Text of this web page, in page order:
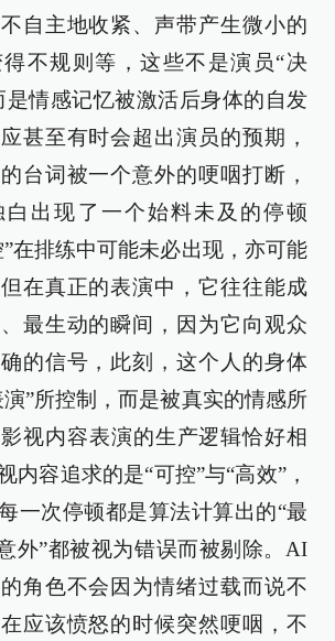
自主地收紧、声带产生微小的
不规则等，这些不是演员“决
是情感记忆被激活后身体的自发
甚至有时会超出演员的预期，
台词被一个意外的哽咽打断，
白出现了一个始料未及的停顿
在排练中可能未必出现，亦可能
在真正的表演中，它往往能成
最生动的瞬间，因为它向观众
的信号，此刻，这个人的身体
”所控制，而是被真实的情感所
视内容表演的生产逻辑恰好相
内容追求的是“可控”与“高效”，
一次停顿都是算法计算出的“最
外”都被视为错误而被剔除。AI
角色不会因为情绪过载而说不
应该愤怒的时候突然哽咽，不